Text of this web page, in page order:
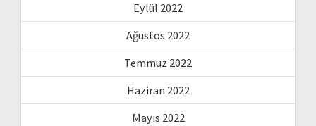
Eylül 2022
Ağustos 2022
Temmuz 2022
Haziran 2022
Mayıs 2022